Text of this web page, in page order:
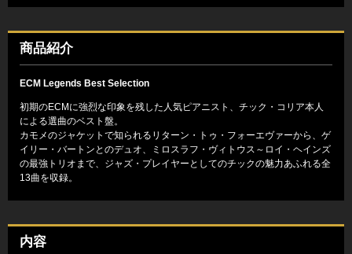
商品紹介
ECM Legends Best Selection
初期のECMに強烈な印象を残した人気ピアニスト、チック・コリア本人
による選曲のベスト盤。
カモメのジャケットで知られるリターン・トゥ・フォーエヴァーから、ゲ
イリー・バートンとのデュオ、ミロスラフ・ヴィトウス～ロイ・ヘインズ
の最強トリオまで、ジャズ・プレイヤーとしてのチックの魅力あふれる全
13曲を収録。
内容